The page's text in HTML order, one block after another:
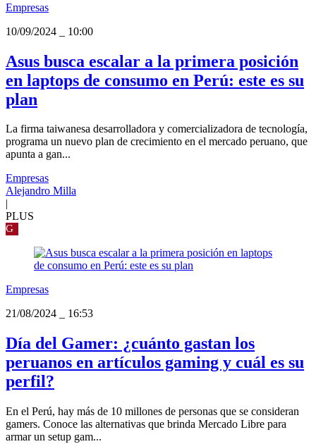
Empresas
10/09/2024
10:00
Asus busca escalar a la primera posición
en laptops de consumo en Perú: este es su
plan
La firma taiwanesa desarrolladora y comercializadora de tecnología,
programa un nuevo plan de crecimiento en el mercado peruano, que
apunta a gan...
Empresas
Alejandro Milla
PLUS
G
Empresas
21/08/2024
16:53
Día del Gamer: ¿cuánto gastan los
peruanos en artículos gaming y cuál es su
perfil?
En el Perú, hay más de 10 millones de personas que se consideran
gamers. Conoce las alternativas que brinda Mercado Libre para
armar un setup gam...